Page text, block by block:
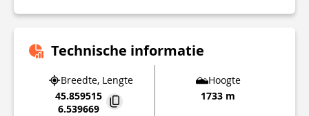
Technische informatie
Breedte, Lengte
45.859515
6.539669
Hoogte
1733 m